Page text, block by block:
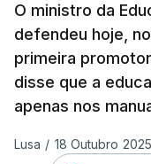
O ministro da
defendeu hoje,
primeira
disse que a
apenas nos
Lusa / 18 Outubro